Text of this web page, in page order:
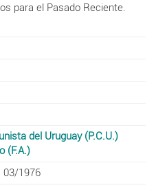
para el Pasado Reciente.
del Uruguay (P.C.U.)
(F.A.)
03/1976